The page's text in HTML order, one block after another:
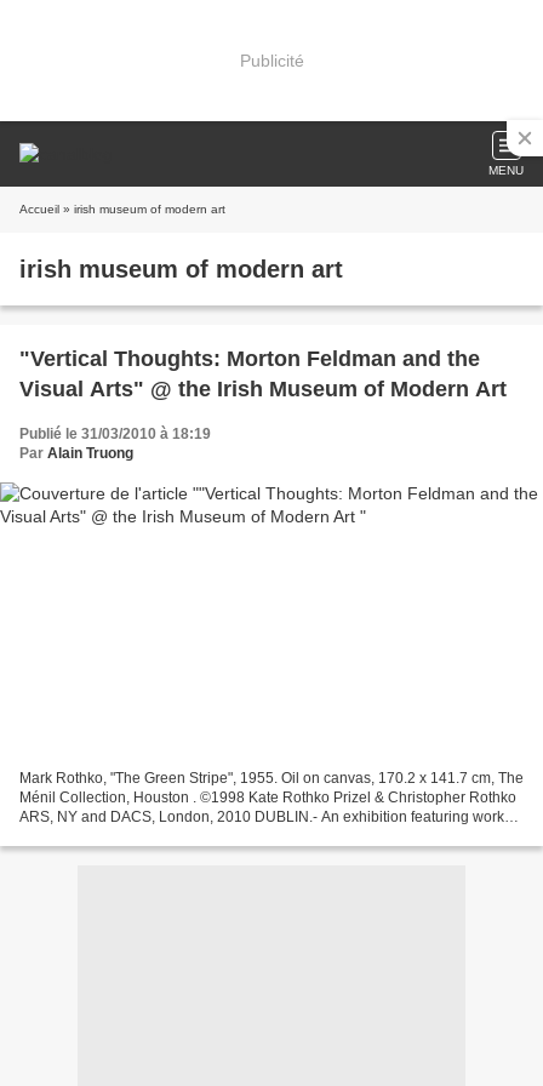
Publicité
MENU
Accueil » irish museum of modern art
irish museum of modern art
"Vertical Thoughts: Morton Feldman and the
Visual Arts" @ the Irish Museum of Modern Art
Publié le 31/03/2010 à 18:19
Par Alain Truong
Mark Rothko, "The Green Stripe", 1955. Oil on canvas, 170.2 x 141.7 cm, The
Ménil Collection, Houston . ©1998 Kate Rothko Prizel & Christopher Rothko
ARS, NY and DACS, London, 2010 DUBLIN.- An exhibition featuring works